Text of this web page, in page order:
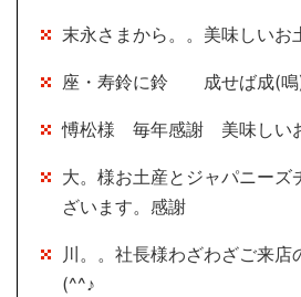
末永さまから。。美味しい
座・寿鈴に鈴 成せば成(鳴
愽松様 毎年感謝 美味しい
大。様お土産とジャパニーズ
ざいます。感謝
川。。社長様わざわざご来店
(^^♪